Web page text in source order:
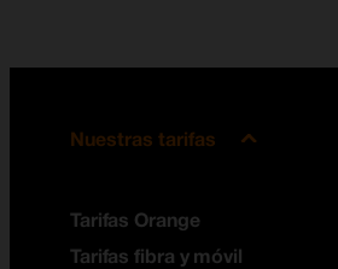
Nuestras tarifas
Tarifas Orange
Tarifas fibra y móvil